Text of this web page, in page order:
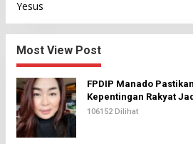
Yesus
Most View Post
FPDIP Manado Pastikan
Kepentingan Rakyat
Prioritas Dalam
106152 Dilihat